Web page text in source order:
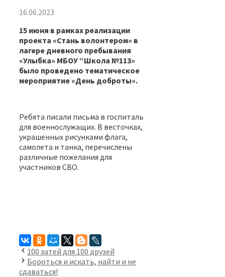
16.06.2023
15 июня в рамках реализации
проекта «Стань волонтером» в
лагере дневного пребывания
«Улыбка» МБОУ “Школа №113»
было проведено тематическое
мероприятие «День доброты».
Ребята писали письма в госпиталь
для военнослужащих. В весточках,
украшенных рисунками флага,
самолета и танка, перечислены
различные пожелания для
участников СВО.
100 затей для 100 друзей
Бороться и искать, найти и не
сдаваться!